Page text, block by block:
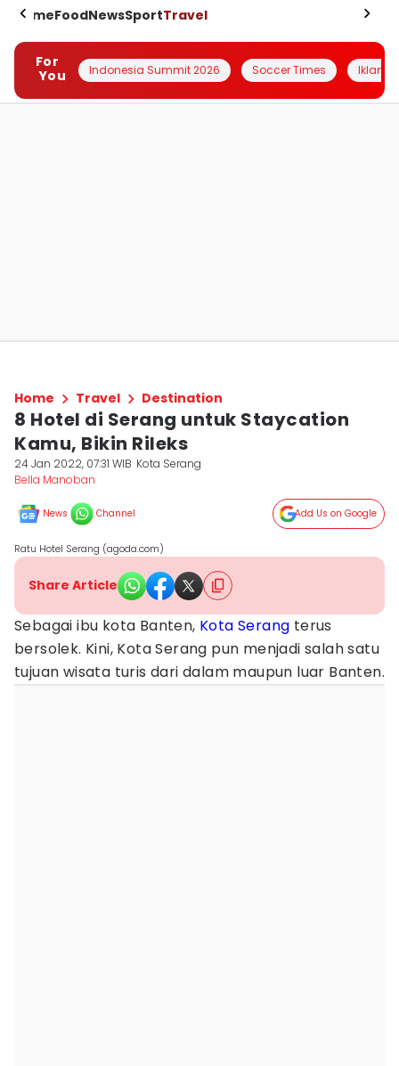
HomeFoodNewsSportTravel
For
You
Indonesia Summit 2026 Soccer Times Iklanin
Home Travel Destination
8 Hotel di Serang untuk Staycation
Kamu, Bikin Rileks
24 Jan 2022, 07:31 WIB Kota Serang
Bella Manoban
News Channel Add Us on Google
Ratu Hotel Serang (agoda.com)
Share Article
Sebagai ibu kota Banten, Kota Serang terus
bersolek. Kini, Kota Serang pun menjadi salah satu
tujuan wisata turis dari dalam maupun luar Banten.